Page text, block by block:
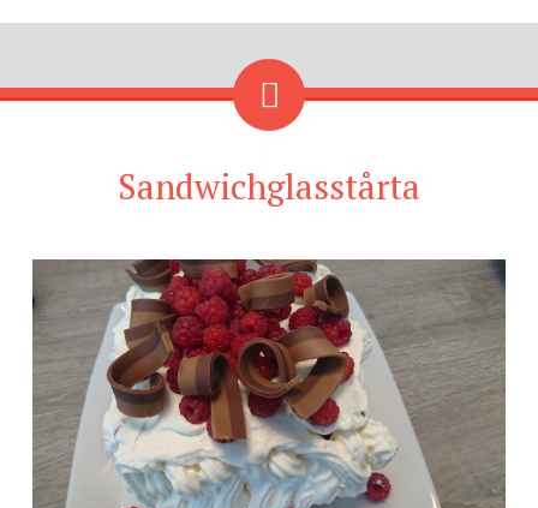
Sandwichglasstårta